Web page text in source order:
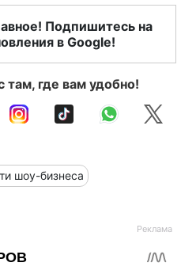
Подпишитесь на
в Google!
там, где вам удобно!
шоу-бизнеса